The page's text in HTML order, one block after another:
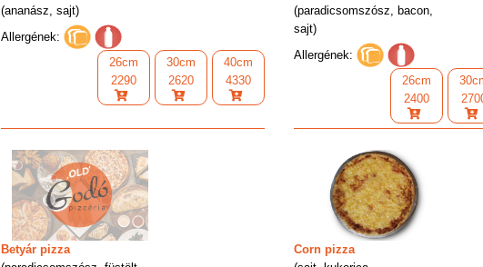
(ananász, sajt)
Allergének:
26cm
2290
30cm
2620
40cm
4330
(paradicsomszósz, bacon,
sajt)
Allergének:
26cm
2400
Betyár pizza
Corn pizza